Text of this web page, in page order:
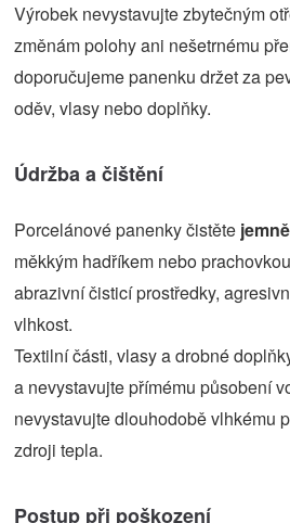
Výrobek nevystavujte zbytečným
změnám polohy ani nešetrnému
doporučujeme panenku držet za
oděv, vlasy nebo doplňky.
Údržba a čištění
Porcelánové panenky čistěte
měkkým hadříkem nebo
abrazivní čisticí prostředky,
vlhkost.
Textilní části, vlasy a drobné
a nevystavujte přímému působení
nevystavujte dlouhodobě vlhkému
zdroji tepla.
Postup při poškození